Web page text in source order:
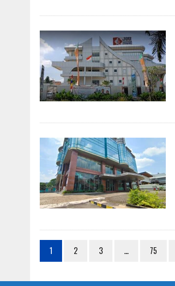
1 2 3 … 75